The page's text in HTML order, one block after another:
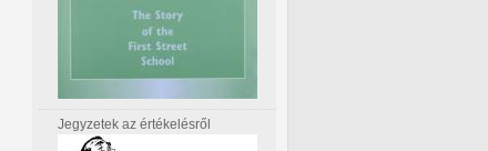
Jegyzetek az értékelésről